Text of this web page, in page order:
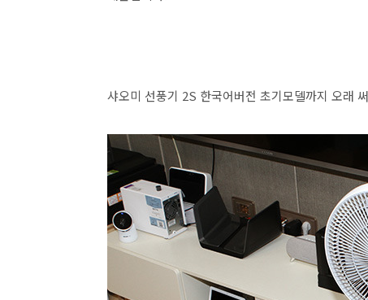
샤오미 선풍기 2S 한국어버전 초기모델까지 오래